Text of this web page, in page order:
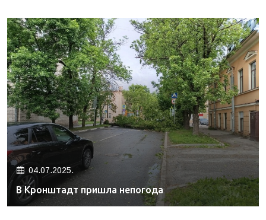
04.07.2025.
В Кронштадт пришла непогода